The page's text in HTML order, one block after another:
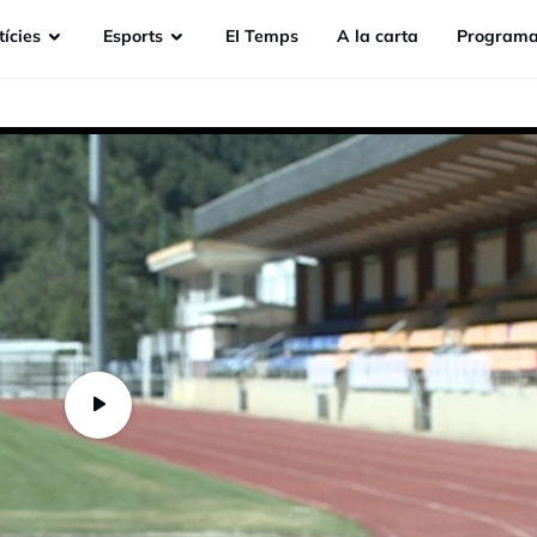
Esports EI Temps A la carta